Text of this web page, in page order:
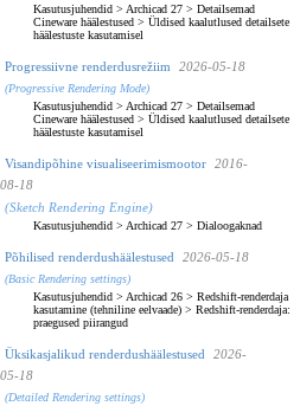
Kasutusjuhendid > Archicad 27 > Detailsemad
Cineware häälestused > Üldised kaalutlused detailsete
häälestuste kasutamisel
Progressiivne renderdusrežiim 2026-05-18
(Progressive Rendering Mode)
Kasutusjuhendid > Archicad 27 > Detailsemad
Cineware häälestused > Üldised kaalutlused detailsete
häälestuste kasutamisel
Visandipõhine visualiseerimismootor
2016-
08-18
(Sketch Rendering Engine)
Kasutusjuhendid > Archicad 27 > Dialoogaknad
Põhilised renderdushäälestused 2026-05-18
(Basic Rendering settings)
Kasutusjuhendid > Archicad 26 > Redshift-renderdaja
kasutamine (tehniline eelvaade) > Redshift-renderdaja:
praegused piirangud
Üksikasjalikud renderdushäälestused
2026-
05-18
(Detailed Rendering settings)